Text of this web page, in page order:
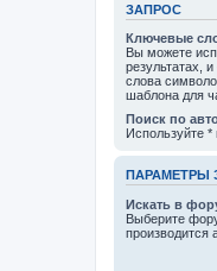
ЗАПРОС
Ключевые
Вы можете
результатах, и
слова
шаблона для
Поиск по
Используйте *
ПАРАМЕТРЫ
Искать в
Выберите
производится